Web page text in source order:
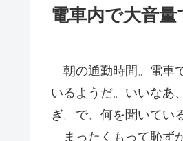
電車内で大音
朝の通勤時間。電車
いるようだ。いいなあ
ぎ。で、何を聞いてい
まったくもって恥ず